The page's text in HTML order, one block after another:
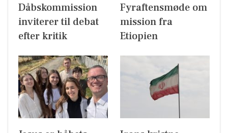
Dåbskommission
inviterer til debat
efter kritik
Fyraftensmøde om
mission fra
Etiopien